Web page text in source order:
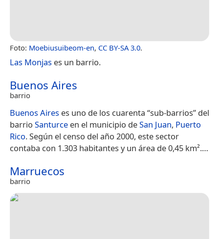
Foto: Moebiusuibeom-en, CC BY-SA 3.0.
Las Monjas es un barrio.
Buenos Aires
barrio
Buenos Aires es uno de los cuarenta “sub-barrios” del
barrio Santurce en el municipio deSan Juan, Puerto
Rico. Según el censo del año 2000, este sector
contaba con 1.303 habitantes y un área de 0,45 km².​…
Marruecos
barrio